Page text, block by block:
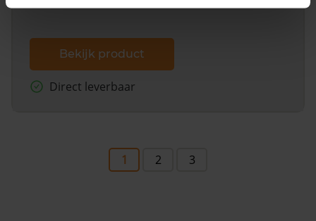
Bekijk product
Direct leverbaar
1 2 3